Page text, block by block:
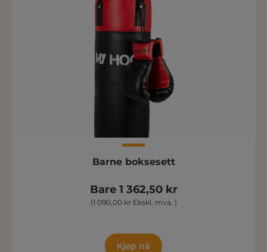
Barne boksesett
Bare 1 362,50 kr
(1 090,00 kr Ekskl. mva. )
Kjøp nå